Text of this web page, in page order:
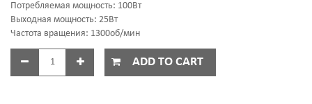
Потребляемая мощность: 100Вт
Выходная мощность: 25Вт
Частота вращения: 1300об/мин
ADD TO CART